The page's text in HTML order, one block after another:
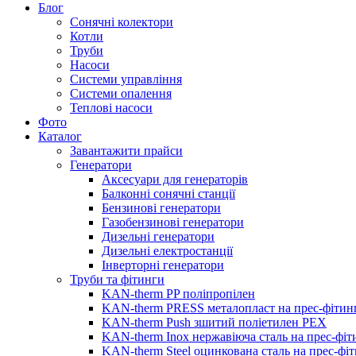
Блог
Сонячні колектори
Котли
Труби
Насоси
Системи управління
Системи опалення
Теплові насоси
Фото
Каталог
Завантажити прайси
Генератори
Аксесуари для генераторів
Балконні сонячні станції
Бензинові генератори
Газобензинові генератори
Дизельні генератори
Дизельні електростанції
Інверторні генератори
Труби та фітинги
KAN-therm PP поліпропілен
KAN-therm PRESS металопласт на прес-
KAN-therm Push зшитий поліетилен PEX
KAN-therm Inox нержавіюча сталь на прес-
KAN-therm Steel оцинкована сталь на прес-